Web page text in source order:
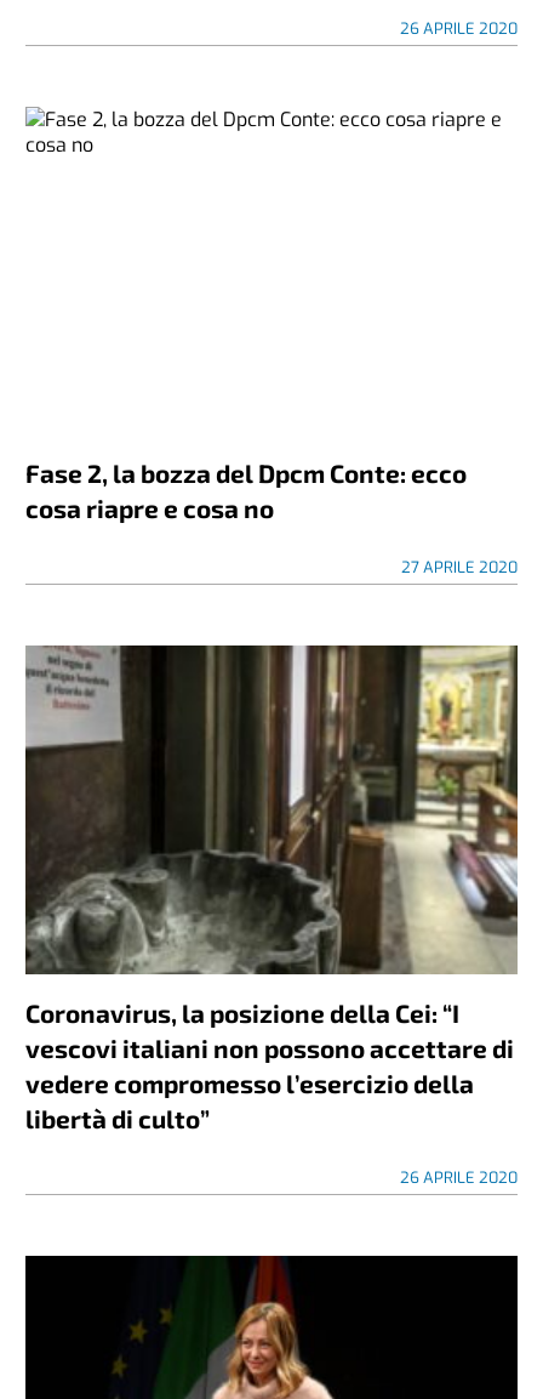
26 APRILE 2020
Fase 2, la bozza del Dpcm Conte: ecco
cosa riapre e cosa no
27 APRILE 2020
Coronavirus, la posizione della Cei: “I
vescovi italiani non possono accettare di
vedere compromesso l’esercizio della
libertà di culto”
26 APRILE 2020